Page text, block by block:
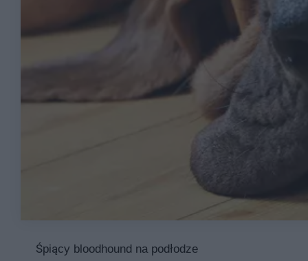
Śpiący bloodhound na podłodze